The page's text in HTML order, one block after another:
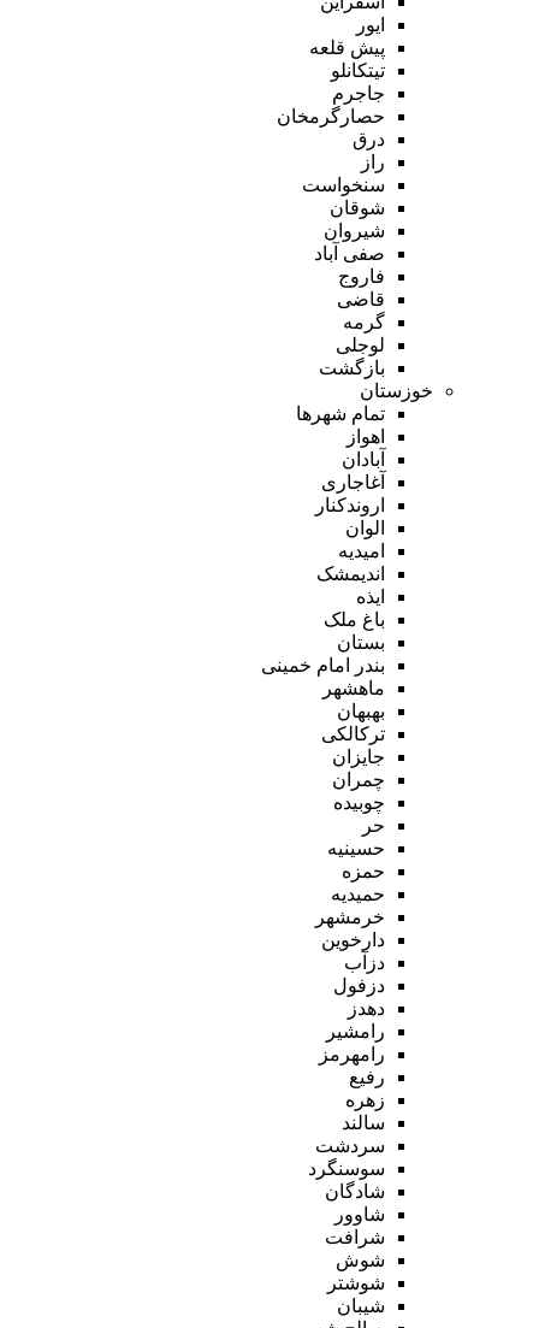
ایور
پیش قلعه
تیتکانلو
جاجرم
حصارگرمخان
درق
راز
سنخواست
شوقان
شیروان
صفی آباد
فاروج
قاضی
گرمه
لوجلی
بازگشت
خوزستان
تمام شهر‌ها
اهواز
آبادان
آغاجاری
اروندکنار
الوان
امیدیه
اندیمشک
ایذه
باغ ملک
بستان
بندر امام خمینی
ماهشهر
بهبهان
ترکالکی
جایزان
چمران
چوبیده
حر
حسینیه
حمزه
حمیدیه
خرمشهر
دارخوین
دزآب
دزفول
دهدز
رامشیر
رامهرمز
رفیع
زهره
سالند
سردشت
سوسنگرد
شادگان
شاوور
شرافت
شوش
شوشتر
شیبان